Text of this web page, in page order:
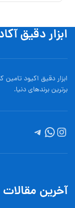
ابزار دقیق
ابزار دقیق اکیود تامین
برترین برندهای دنیا.
آخرین مقالات